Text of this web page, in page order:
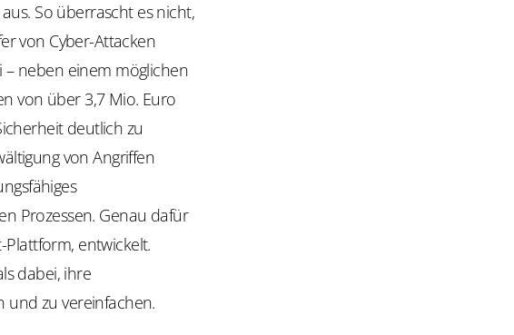
So überrascht es nicht,
von Cyber-Attacken
neben einem möglichen
von über 3,7 Mio. Euro
deutlich zu
von Angriffen
Prozessen. Genau dafür
entwickelt.
dabei, ihre
und zu vereinfachen.